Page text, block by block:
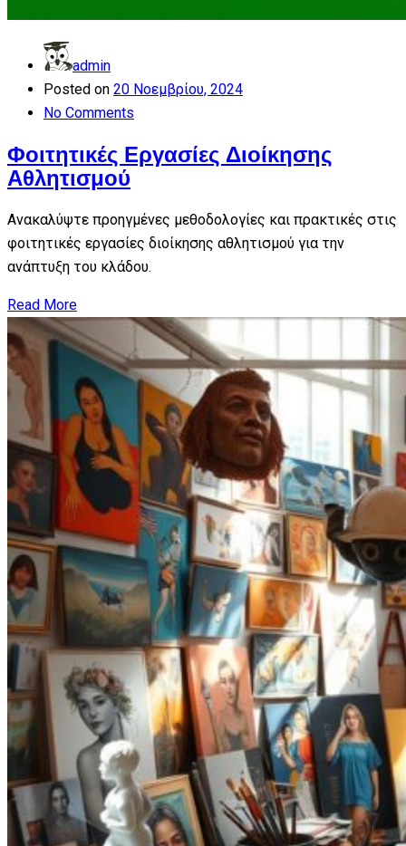
admin
Posted on 20 Νοεμβρίου, 2024
No Comments
Φοιτητικές Εργασίες Διοίκησης
Αθλητισμού
Ανακαλύψτε προηγμένες μεθοδολογίες και πρακτικές στις
φοιτητικές εργασίες διοίκησης αθλητισμού για την
ανάπτυξη του κλάδου.
Read More